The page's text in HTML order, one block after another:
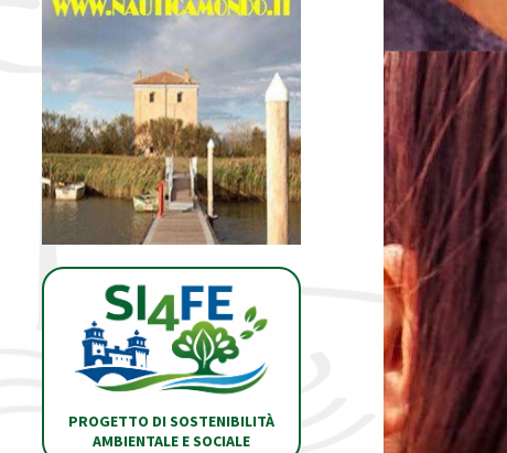
PROGETTO DI SOSTENIBILITÀ
AMBIENTALE E SOCIALE